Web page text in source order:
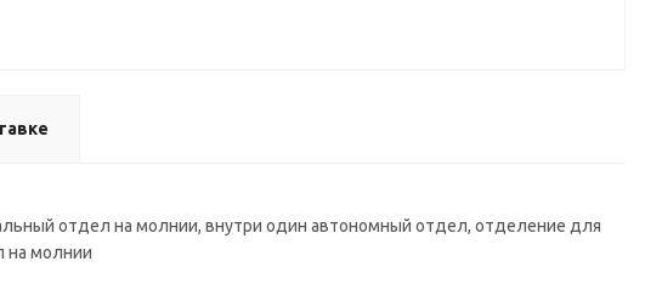
отдел на молнии, внутри один автономный отдел, отделение для
на молнии